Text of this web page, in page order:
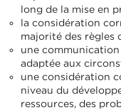
long de la mise en
la considération
majorité des règles
une
adaptée aux
une considération
niveau du
ressources, des